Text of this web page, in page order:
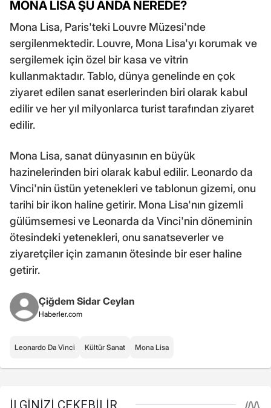
MONA LİSA ŞU ANDA NEREDE?
Mona Lisa, Paris'teki Louvre Müzesi'nde
sergilenmektedir. Louvre, Mona Lisa'yı korumak ve
sergilemek için özel bir kasa ve vitrin
kullanmaktadır. Tablo, dünya genelinde en çok
ziyaret edilen sanat eserlerinden biri olarak kabul
edilir ve her yıl milyonlarca turist tarafından ziyaret
edilir.
Mona Lisa, sanat dünyasının en büyük
hazinelerinden biri olarak kabul edilir. Leonardo da
Vinci'nin üstün yetenekleri ve tablonun gizemi, onu
tarihi bir ikon haline getirir. Mona Lisa'nın gizemli
gülümsemesi ve Leonarda da Vinci'nin döneminin
ötesindeki yetenekleri, onu sanatseverler ve
ziyaretçiler için zamanın ötesinde bir eser haline
getirir.
Çiğdem Sidar Ceylan
Haberler.com
Leonardo Da Vinci Kültür Sanat Mona Lisa